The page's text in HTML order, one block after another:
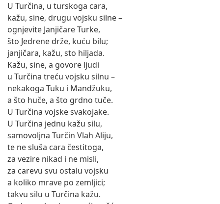
U Turčina, u turskoga cara,
kažu, sine, drugu vojsku silne –
ognjevite Janjičare Turke,
što Jedrene drže, kuću bilu;
janjičara, kažu, sto hiljada.
Kažu, sine, a govore ljudi
u Turčina treću vojsku silnu –
nekakoga Tuku i Mandžuku,
a što huče, a što grdno tuče.
U Turčina vojske svakojake.
U Turčina jednu kažu silu,
samovoljna Turčin Vlah Aliju,
te ne sluša cara čestitoga,
za vezire nikad i ne misli,
za carevu svu ostalu vojsku
a koliko mrave po zemljici;
takvu silu u Turčina kažu.